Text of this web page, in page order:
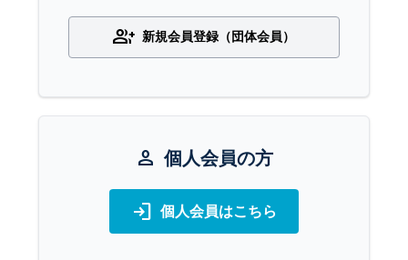
group_add 新規会員登録（団体会員）
person 個人会員の方
login 個人会員はこちら